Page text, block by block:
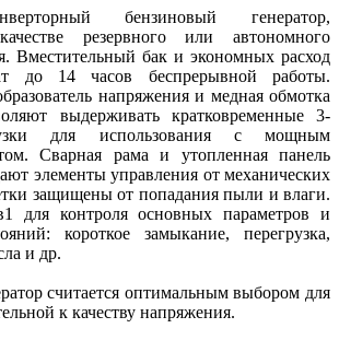
бензиновый генератор,
резервного или автономного
Вместительный бак и экономных расход
до 14 часов беспрерывной работы.
напряжения и медная обмотка
выдерживать кратковременные 3-
для использования с мощным
Сварная рама и утопленная панель
элементы управления от механических
защищены от попадания пыли и влаги.
для контроля основных параметров и
короткое замыкание, перегрузка,
и др.
считается оптимальным выбором для
к качеству напряжения.